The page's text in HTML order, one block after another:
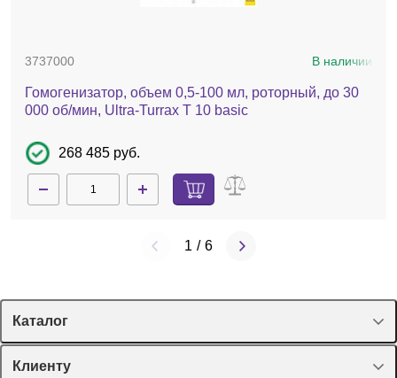
3737000 В наличии
Гомогенизатор, объем 0,5-100 мл, роторный, до 30
000 об/мин, Ultra-Turrax T 10 basic
268 485 руб.
1 / 6
Каталог
Спецпредложения
Клиенту